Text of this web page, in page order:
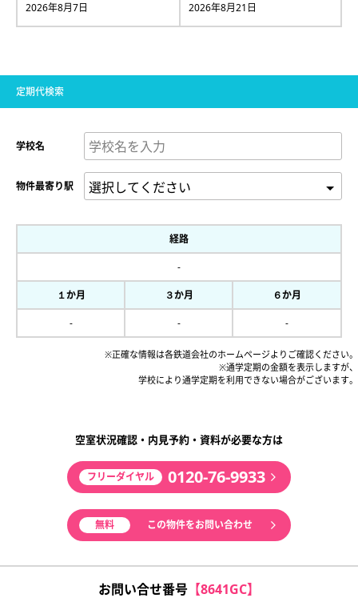
2026年8月7日 2026年8月21日
定期代検索
学校名
物件最寄り駅
経路
-
１か月 ３か月 ６か月
- - -
※正確な情報は各鉄道会社のホームページよりご確認ください。
※通学定期の金額を表示しますが、
学校により通学定期を利用できない場合がございます。
空室状況確認・内見予約・資料が必要な方は
フリーダイヤル 0120-76-9933
無料 この物件をお問い合わせ
お問い合せ番号 【8641GC】